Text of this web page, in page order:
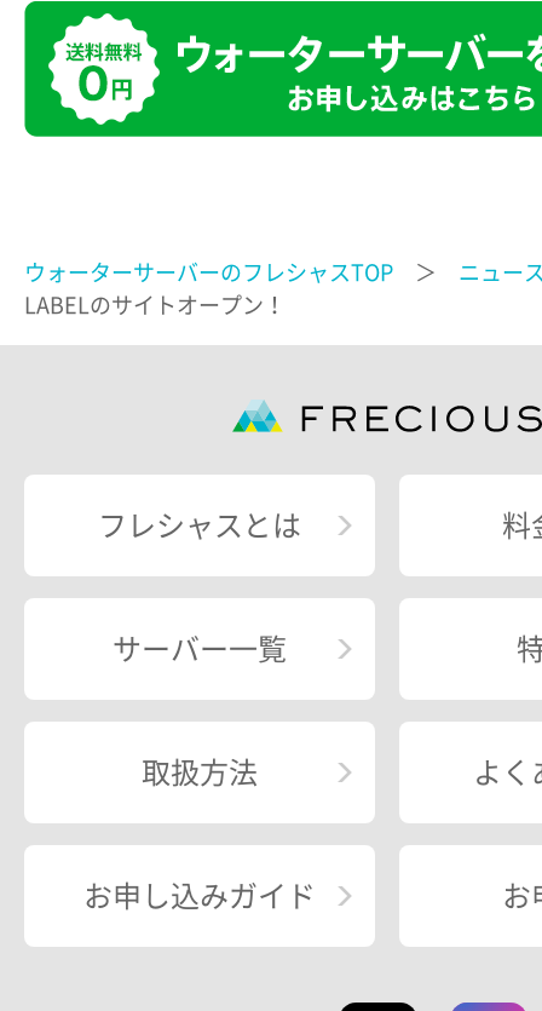
ウォーターサーバーのフレシャスTOP ＞ ニュー
LABELのサイトオープン！
フレシャスとは 料
サーバー一覧
取扱方法 よく
お申し込みガイド お